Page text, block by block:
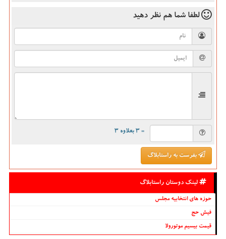
لطفا شما هم نظر دهید
= ۳ بعلاوه ۳
بفرست به راستابلاگ
لینک دوستان راستابلاگ
حوزه های انتخابیه مجلس
فیش حج
قیمت بیسیم موتورولا